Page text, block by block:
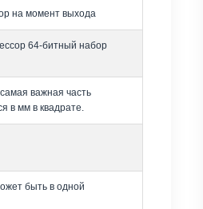
на момент выхода
64-битный набор
важная часть
в мм в квадрате.
быть в одной